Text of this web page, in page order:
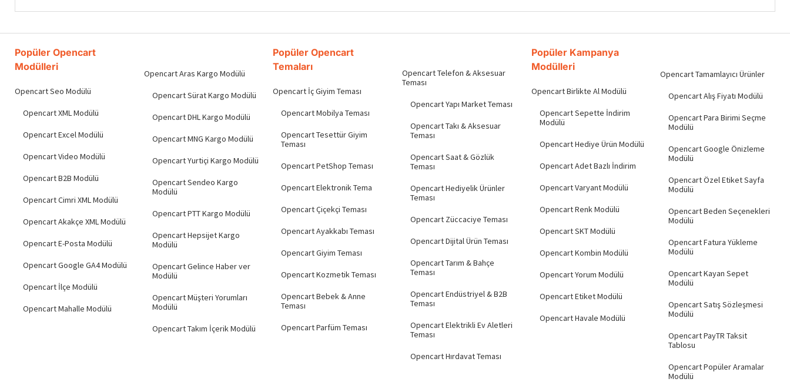
Popüler Opencart
Modülleri
Opencart Seo Modülü
Opencart XML Modülü
Opencart Excel Modülü
Opencart Video Modülü
Opencart B2B Modülü
Opencart Cimri XML Modülü
Opencart Akakçe XML Modülü
Opencart E-Posta Modülü
Opencart Google GA4 Modülü
Opencart İlçe Modülü
Opencart Mahalle Modülü
Opencart Aras Kargo Modülü
Opencart Sürat Kargo Modülü
Opencart DHL Kargo Modülü
Opencart MNG Kargo Modülü
Opencart Yurtiçi Kargo Modülü
Opencart Sendeo Kargo
Modülü
Opencart PTT Kargo Modülü
Opencart Hepsijet Kargo
Modülü
Opencart Gelince Haber ver
Modülü
Opencart Müşteri Yorumları
Modülü
Opencart Takım İçerik Modülü
Popüler Opencart
Temaları
Opencart İç Giyim Teması
Opencart Mobilya Teması
Opencart Tesettür Giyim
Teması
Opencart PetShop Teması
Opencart Elektronik Tema
Opencart Çiçekçi Teması
Opencart Ayakkabı Teması
Opencart Giyim Teması
Opencart Kozmetik Teması
Opencart Bebek & Anne
Teması
Opencart Parfüm Teması
Opencart Telefon & Aksesuar
Teması
Opencart Yapı Market Teması
Opencart Takı & Aksesuar
Teması
Opencart Saat & Gözlük
Teması
Opencart Hediyelik Ürünler
Teması
Opencart Züccaciye Teması
Opencart Dijital Ürün Teması
Opencart Tarım & Bahçe
Teması
Opencart Endüstriyel & B2B
Teması
Opencart Elektrikli Ev Aletleri
Teması
Opencart Hırdavat Teması
Popüler Kampanya
Modülleri
Opencart Birlikte Al Modülü
Opencart Sepette İndirim
Modülü
Opencart Hediye Ürün Modülü
Opencart Adet Bazlı İndirim
Opencart Varyant Modülü
Opencart Renk Modülü
Opencart SKT Modülü
Opencart Kombin Modülü
Opencart Yorum Modülü
Opencart Etiket Modülü
Opencart Havale Modülü
Opencart Tamamlayıcı Ürünler
Opencart Alış Fiyatı Modülü
Opencart Para Birimi Seçme
Modülü
Opencart Google Önizleme
Modülü
Opencart Özel Etiket Sayfa
Modülü
Opencart Beden Seçenekleri
Modülü
Opencart Fatura Yükleme
Modülü
Opencart Kayan Sepet
Modülü
Opencart Satış Sözleşmesi
Modülü
Opencart PayTR Taksit
Tablosu
Opencart Popüler Aramalar
Modülü